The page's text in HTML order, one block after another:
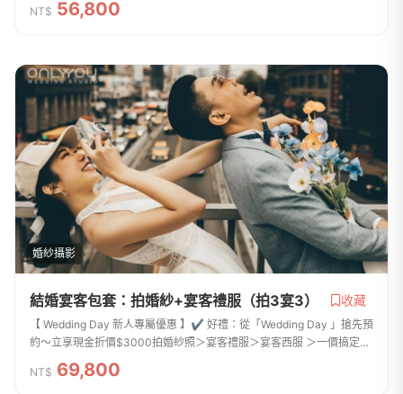
複雜的新娘精省...
NT$ 56,800
婚紗攝影
結婚宴客包套：拍婚紗+宴客禮服（拍3宴3） 收藏
【 Wedding Day 新人專屬優惠 】✔ 好禮：從「Wedding Day 」搶先預
約〜立享現金折價$3000拍婚紗照＞宴客禮服＞宴客西服 ＞一價搞定包
套服務完整，妳婚禮需要的服務都在這專門給不想超支、想太累、不想
複雜的新娘精省...
NT$ 69,800